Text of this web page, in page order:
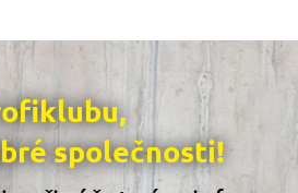
společnosti!